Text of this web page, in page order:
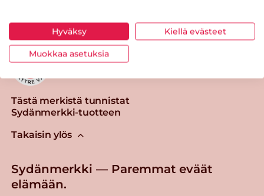
Tästä merkistä tunnistat
Sydänmerkki-tuotteen
Takaisin ylös
Sydänmerkki — Paremmat eväät
elämään.
Hyväksy Kiellä evästeet
Muokkaa asetuksia